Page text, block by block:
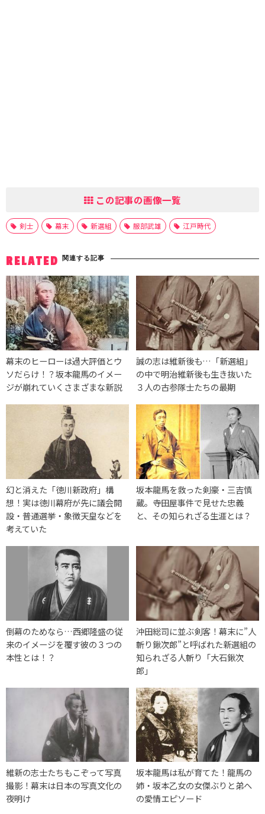
この記事の画像一覧
剣士 幕末 新選組 服部武雄 江戸時代
RELATED 関連する記事
幕末のヒーローは過大評価とウ
ソだらけ！？坂本龍馬のイメー
ジが崩れていくさまざまな新説
誠の志は維新後も…「新選組」
の中で明治維新後も生き抜いた
３人の古参隊士たちの最期
幻と消えた「徳川新政府」構
想！実は徳川幕府が先に議会開
設・普通選挙・象徴天皇などを
考えていた
坂本龍馬を救った剣豪・三吉慎
蔵。寺田屋事件で見せた忠義
と、その知られざる生涯とは？
倒幕のためなら…西郷隆盛の従
来のイメージを覆す彼の３つの
本性とは！？
沖田総司に並ぶ剣客！幕末に”人
斬り鍬次郎”と呼ばれた新選組の
知られざる人斬り「大石鍬次
郎」
維新の志士たちもこぞって写真
撮影！幕末は日本の写真文化の
夜明け
坂本龍馬は私が育てた！龍馬の
姉・坂本乙女の女傑ぶりと弟へ
の愛情エピソード